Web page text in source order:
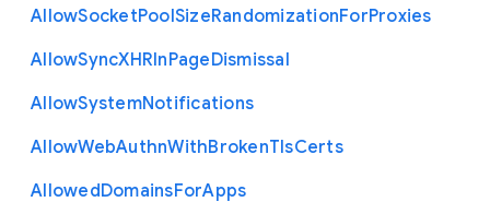
AllowSocketPoolSizeRandomizationForProxies
AllowSyncXHRInPageDismissal
AllowSystemNotifications
AllowWebAuthnWithBrokenTlsCerts
AllowedDomainsForApps